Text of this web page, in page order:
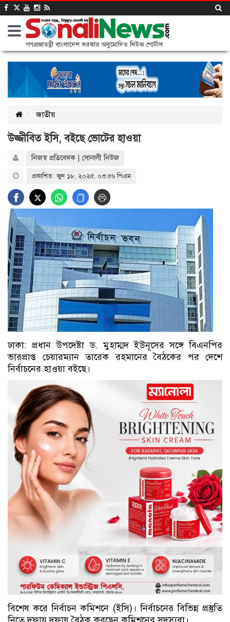
গণপ্রজাতন্ত্রী বাংলাদেশ সরকার অনুমোদিত নিউজ পোর্টাল
জাতীয়
উজ্জীবিত ইসি, বইছে ভোটের হাওয়া
নিজস্ব প্রতিবেদক | সোনালী নিউজ
প্রকাশিত: জুন ১৮, ২০২৫, ০৩:৫৬ পিএম
ঢাকা: প্রধান উপদেষ্টা ড. মুহাম্মদ ইউনূসের সঙ্গে বিএনপির
ভারপ্রাপ্ত চেয়ারম্যান তারেক রহমানের বৈঠকের পর দেশে
নির্বাচনের হাওয়া বইছে।
বিশেষ করে নির্বাচন কমিশনে (ইসি)। নির্বাচনের বিভিন্ন প্রস্তুতি